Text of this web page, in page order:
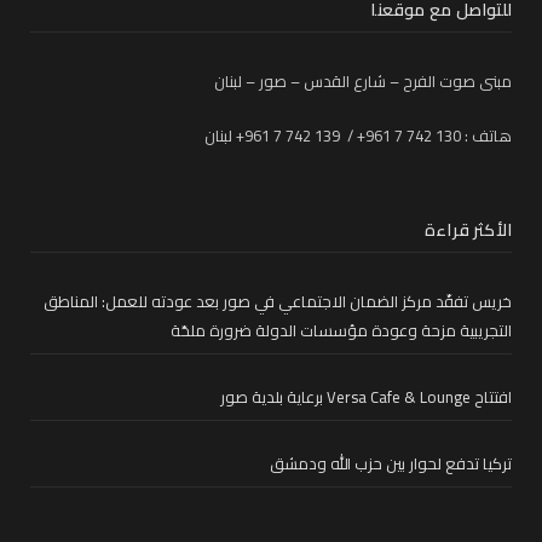
للتواصل مع موقعنا
مبنى صوت الفرح – شارع القدس – صور – لبنان
هاتف : 130 742 7 961+ / 139 742 7 961+ لبنان
الأكثر قراءة
خريس تفقّد مركز الضمان الاجتماعي في صور بعد عودته للعمل: المناطق
التجريبية مزحة وعودة مؤسسات الدولة ضرورة ملحّة
افتتاح Versa Cafe & Lounge برعاية بلدية صور
تركيا تدفع لحوار بين حزب الله ودمشق